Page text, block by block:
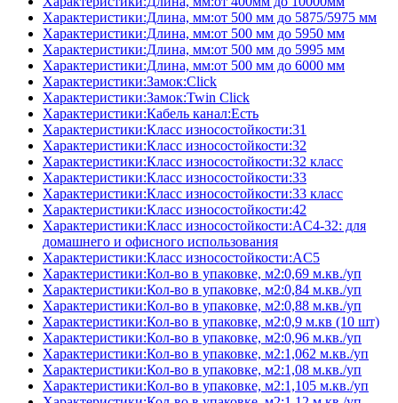
Характеристики:Длина, мм:от 500 мм до 5875/5975 мм
Характеристики:Длина, мм:от 500 мм до 5950 мм
Характеристики:Длина, мм:от 500 мм до 5995 мм
Характеристики:Длина, мм:от 500 мм до 6000 мм
Характеристики:Замок:Click
Характеристики:Замок:Twin Click
Характеристики:Кабель канал:Есть
Характеристики:Класс износостойкости:31
Характеристики:Класс износостойкости:32
Характеристики:Класс износостойкости:32 класс
Характеристики:Класс износостойкости:33
Характеристики:Класс износостойкости:33 класс
Характеристики:Класс износостойкости:42
Характеристики:Класс износостойкости:AC4-32: для
домашнего и офисного использования
Характеристики:Класс износостойкости:AC5
Характеристики:Кол-во в упаковке, м2:0,69 м.кв./уп
Характеристики:Кол-во в упаковке, м2:0,84 м.кв./уп
Характеристики:Кол-во в упаковке, м2:0,88 м.кв./уп
Характеристики:Кол-во в упаковке, м2:0,9 м.кв (10 шт)
Характеристики:Кол-во в упаковке, м2:0,96 м.кв./уп
Характеристики:Кол-во в упаковке, м2:1,062 м.кв./уп
Характеристики:Кол-во в упаковке, м2:1,08 м.кв./уп
Характеристики:Кол-во в упаковке, м2:1,105 м.кв./уп